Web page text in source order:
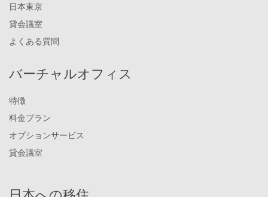
日本東京
貸会議室
よくある質問
バーチャルオフィス
特徴
料金プラン
オプションサービス
貸会議室